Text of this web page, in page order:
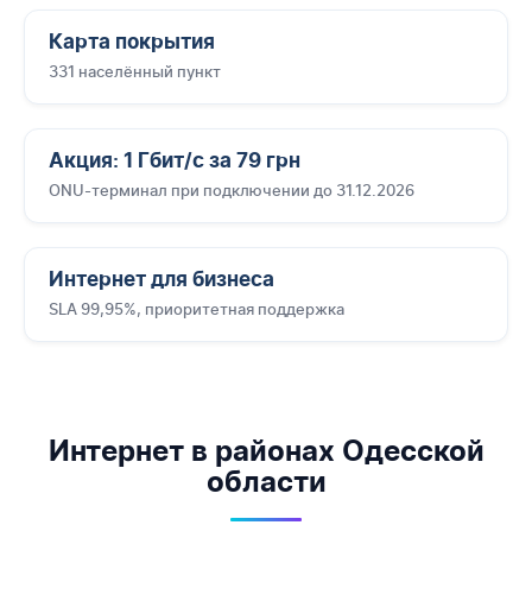
Карта покрытия
331 населённый пункт
Акция: 1 Гбит/с за 79 грн
ONU-терминал при подключении до 31.12.2026
Интернет для бизнеса
SLA 99,95%, приоритетная поддержка
Интернет в районах Одесской
области